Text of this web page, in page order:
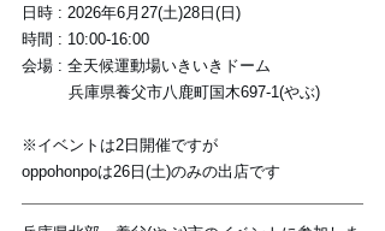
日時 : 2026年6月27(土)28日(日)
時間 : 10:00-16:00
会場 : 全天候運動場いきいきドーム
兵庫県養父市八鹿町国木697-1(やぶ)
※イベントは2日開催ですが
oppohonpoは26日(土)のみの出店です